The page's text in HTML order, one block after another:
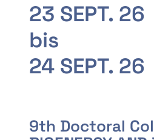
23 SEPT. 26
bis
24 SEPT. 26
9th Doctoral